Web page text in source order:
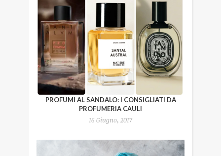
PROFUMI AL SANDALO: I CONSIGLIATI DA
PROFUMERIA CAULI
16 Giugno, 2017